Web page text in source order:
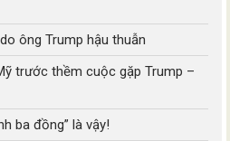
ông Trump hậu thuẫn
trước thềm cuộc gặp Trump –
ba đồng” là vậy!